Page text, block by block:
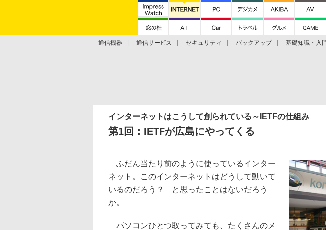
通信機器 通信サービス セキュリティ バックアップ 基礎知識・入
インターネットはこうして創られている～IETFの仕組み
第1回：IETFが広島にやってくる
ふだん当たり前のように使っているインター
ネット。このインターネットはどうして動いて
いるのだろう？ と思ったことはないだろう
か。
パソコンひとつ取ってみても、たくさんのメ